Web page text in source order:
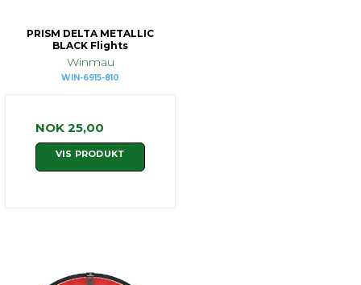
PRISM DELTA METALLIC
BLACK Flights
Winmau
WIN-6915-810
NOK 25,00
VIS PRODUKT